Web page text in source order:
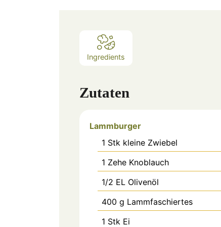
Ingredients
Zutaten
Lammburger
1 Stk kleine Zwiebel
1 Zehe Knoblauch
1/2 EL Olivenöl
400 g Lammfaschiertes
1 Stk Ei